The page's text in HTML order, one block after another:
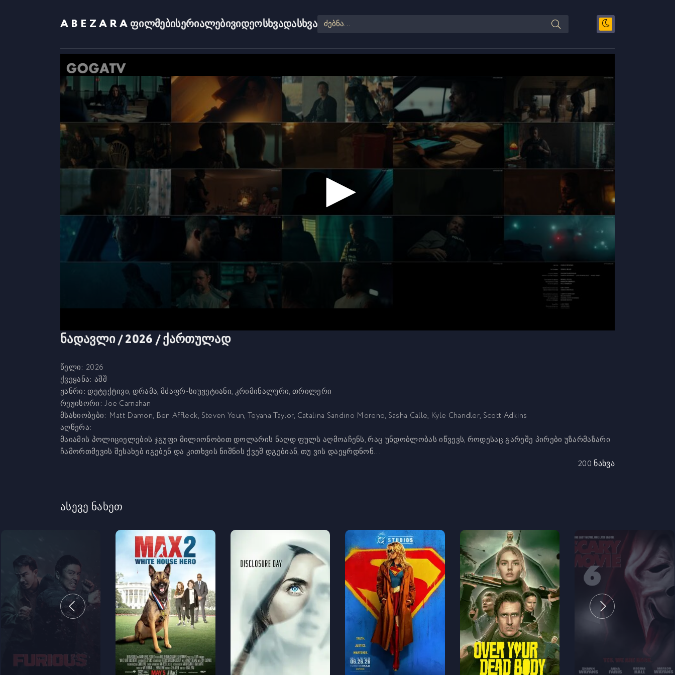
ABEZARA ფილმებისერიალებივიდეოსხვადასხვა
ნადავლი / 2026 / ქართულად
წელი: 2026
ქვეყანა: აშშ
ჟანრი:დეტექტივი, დრამა, მძაფრ-სიუჟეტიანი, კრიმინალური, თრილერი
რეჟისორი: Joe Carnahan
მსახიობები: Matt Damon, Ben Affleck, Steven Yeun, Teyana Taylor, Catalina Sandino Moreno, Sasha Calle, Kyle Chandler, Scott Adkins
აღწერა:
მაიამის პოლიციელების ჯგუფი მილიონობით დოლარის ნაღდ ფულს აღმოაჩენს, რაც უნდობლობას იწვევს, როდესაც გარეშე პირები უზარმაზარი
ჩამორთმევის შესახებ იგებენ და კითხვის ნიშნის ქვეშ დგებიან, თუ ვის დაეყრდნონ...
200 ნახვა
ასევე ნახეთ